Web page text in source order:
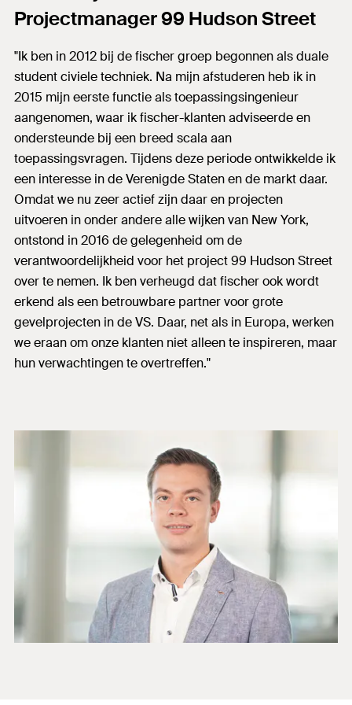
Projectmanager 99 Hudson Street
"Ik ben in 2012 bij de fischer groep begonnen als duale
student civiele techniek. Na mijn afstuderen heb ik in
2015 mijn eerste functie als toepassingsingenieur
aangenomen, waar ik fischer-klanten adviseerde en
ondersteunde bij een breed scala aan
toepassingsvragen. Tijdens deze periode ontwikkelde ik
een interesse in de Verenigde Staten en de markt daar.
Omdat we nu zeer actief zijn daar en projecten
uitvoeren in onder andere alle wijken van New York,
ontstond in 2016 de gelegenheid om de
verantwoordelijkheid voor het project 99 Hudson Street
over te nemen. Ik ben verheugd dat fischer ook wordt
erkend als een betrouwbare partner voor grote
gevelprojecten in de VS. Daar, net als in Europa, werken
we eraan om onze klanten niet alleen te inspireren, maar
hun verwachtingen te overtreffen."